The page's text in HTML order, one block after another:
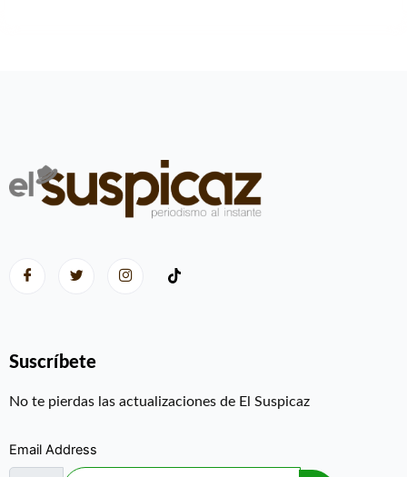
Suscríbete
No te pierdas las actualizaciones de El Suspicaz
Email Address